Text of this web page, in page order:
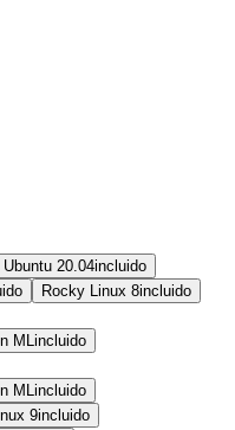
Ubuntu 20.04incluido
Rocky Linux 8incluido
MLincluido
MLincluido
9incluido